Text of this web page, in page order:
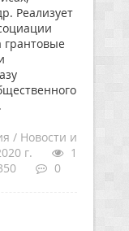
Реализует
грантовые
/ Новости и
г.
1
0